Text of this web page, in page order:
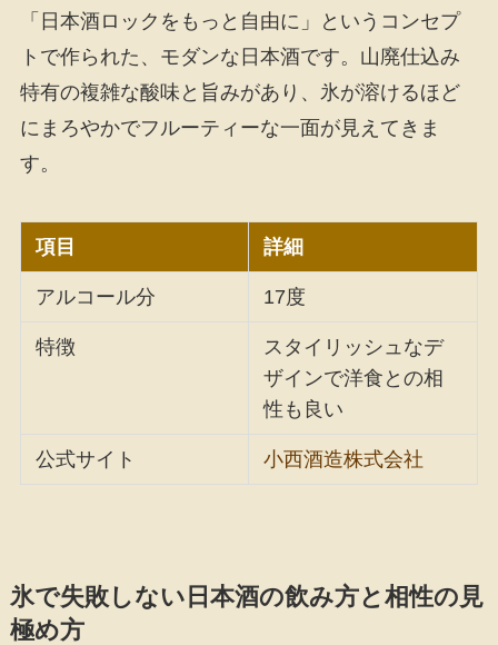
「日本酒ロックをもっと自由に」というコンセプ
トで作られた、モダンな日本酒です。山廃仕込み
特有の複雑な酸味と旨みがあり、氷が溶けるほど
にまろやかでフルーティーな一面が見えてきま
す。
項目 詳細
アルコール分 17度
特徴
スタイリッシュなデ
ザインで洋食との相
性も良い
公式サイト 小西酒造株式会社
氷で失敗しない日本酒の飲み方と相性の見
極め方